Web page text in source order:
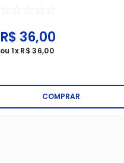
☆ ☆ ☆ ☆ ☆
R$ 36,00
ou1xR$ 36,00
COMPRAR